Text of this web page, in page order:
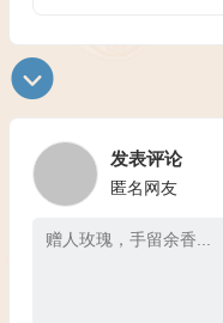
发表评论
匿名网友